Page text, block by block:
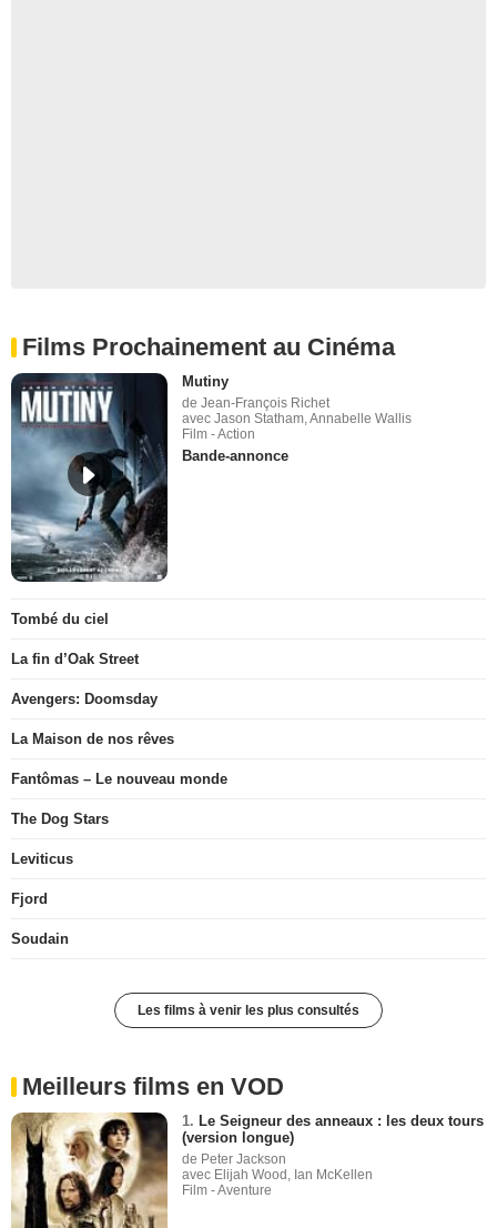
Films Prochainement au Cinéma
Mutiny
de Jean-François Richet
avec Jason Statham, Annabelle Wallis
Film - Action
Bande-annonce
Tombé du ciel
La fin d’Oak Street
Avengers: Doomsday
La Maison de nos rêves
Fantômas – Le nouveau monde
The Dog Stars
Leviticus
Fjord
Soudain
Les films à venir les plus consultés
Meilleurs films en VOD
1. Le Seigneur des anneaux : les deux tours
(version longue)
de Peter Jackson
avec Elijah Wood, Ian McKellen
Film - Aventure